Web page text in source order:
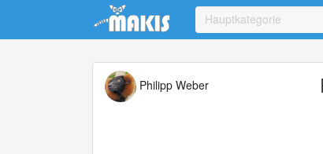
Update cookies preferences
Hauptkategorie
Philipp Weber